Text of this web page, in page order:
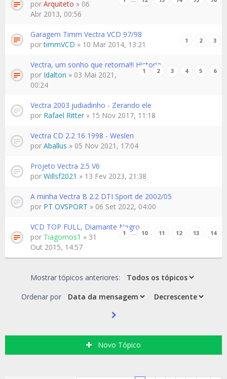
por Arquiteto » 06
Abr 2013, 00:56
Garagem Timm Vectra VCD 97/98
1 2 3
portimmVCD » 10 Mar 2014, 13:21
Vectra, um sonho que retorna!!! Historia
1 2 3 4 5 6
por Idalton » 03 Mai 2021,
00:24
Vectra 2003 judiadinho - Zerando ele
por Rafael Ritter » 15 Nov 2017, 11:18
Vectra CD 2.2 16 1998 - Weslen
por Aballus » 05 Nov 2021, 17:04
Projeto Vectra 2.5 V6
por Willsf2021 » 13 Fev 2023, 21:38
A minha Vectra B 2.2 DTI Sport de 2002/05
por PT OVSPORT » 06 Set 2022, 04:00
VCD TOP FULL, Diamante Negro
1 … 10 11 12 13 14
por Tiagomos1 » 31
Out 2015, 14:57
Mostrar tópicos anteriores:
Ordenar por
Novo Tópico